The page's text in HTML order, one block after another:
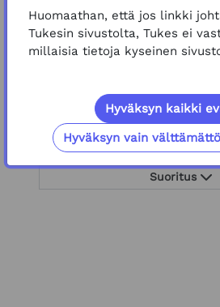
Koulutusmateriaali
PalautekyselyVerkko-
Suoritus
Huomaathan, että jos linkki
Tukesin sivustolta, Tukes ei
millaisia tietoja kyseinen
Hyväksyn kaikki
Hyväksyn vain